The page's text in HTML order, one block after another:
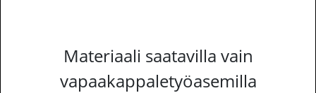
Materiaali saatavilla vain
vapaakappaletyöasemilla